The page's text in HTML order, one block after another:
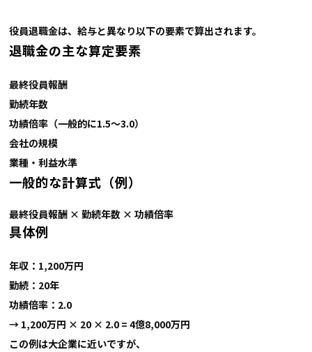
役員退職金は、給与と異なり以下の要素で算出されます。
退職金の主な算定要素
最終役員報酬
勤続年数
功績倍率（一般的に1.5〜3.0）
会社の規模
業種・利益水準
一般的な計算式（例）
最終役員報酬 × 勤続年数 × 功績倍率
具体例
年収：1,200万円
勤続：20年
功績倍率：2.0
→ 1,200万円 × 20 × 2.0 = 4億8,000万円
この例は大企業に近いですが、